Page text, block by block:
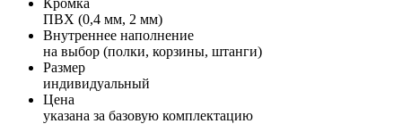
ПВХ (0,4 мм, 2 мм)
Внутреннее наполнение
на выбор (полки, корзины, штанги)
Размер
индивидуальный
Цена
указана за базовую комплектацию